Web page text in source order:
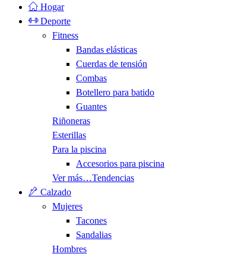
Hogar
Deporte
Fitness
Bandas elásticas
Cuerdas de tensión
Combas
Botellero para batido
Guantes
Riñoneras
Esterillas
Para la piscina
Accesorios para piscina
Ver más…Tendencias
Calzado
Mujeres
Tacones
Sandalias
Hombres